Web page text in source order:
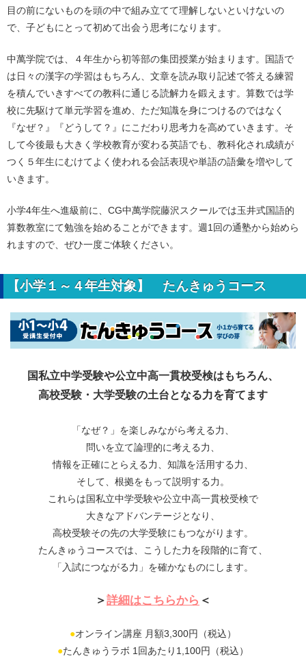
目の前にないものを頭の中で組み立てて理解しないといけないの
で、子どもにとって初めて出会う思考になります。
中萬学院では、４年生から初等部の集団授業が始まります。国語で
は日々の漢字の学習はもちろん、文章を読み取り記述で答える練習
を積んでいきすべての教科に通じる読解力を鍛えます。算数では学
校に先駆けて単元学習を進め、ただ知識を身につけるのではなく
『なぜ？』『どうして？』にこだわり思考力を高めていきます。そ
して今後最も大きく学校教育が変わる英語でも、教科化され成績が
つく５年生にむけてよく使われる会話表現や単語の語彙を増やして
いきます。
小学4年生へ進級前に、CG中萬学院藤沢スクールでは玉井式国語的
算数教室にて勉強を始めることができます。週1回の通塾から始めら
れますので、ぜひ一度ご体験ください。
【小学１～４年生対象】 たんきゅうコース
国私立中学受験や公立中高一貫校受検はもちろん、
高校受験・大学受験の土台となる力を育てます
「なぜ？」を楽しみながら考える力、
問いを立て論理的に考える力、
情報を正確にとらえる力、知識を活用する力、
そして、根拠をもって説明する力。
これらは国私立中学受験や公立中高一貫校受検で
大きなアドバンテージとなり、
高校受験その先の大学受験にもつながります。
たんきゅうコースでは、こうした力を段階的に育て、
「入試につながる力」を確かなものにします。
＞詳細はこちらから ＜
●オンライン講座 月額3,300円（税込）
●たんきゅうラボ 1回あたり1,100円（税込）